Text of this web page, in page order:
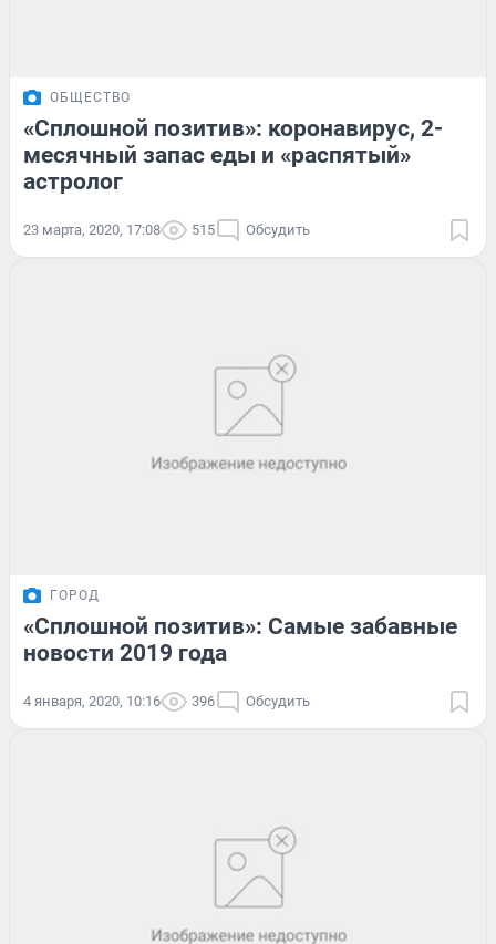
ОБЩЕСТВО
«Сплошной позитив»: коронавирус, 2-
месячный запас еды и «распятый»
астролог
23 марта, 2020, 17:08 515 Обсудить
ГОРОД
«Сплошной позитив»: Самые забавные
новости 2019 года
4 января, 2020, 10:16 396 Обсудить